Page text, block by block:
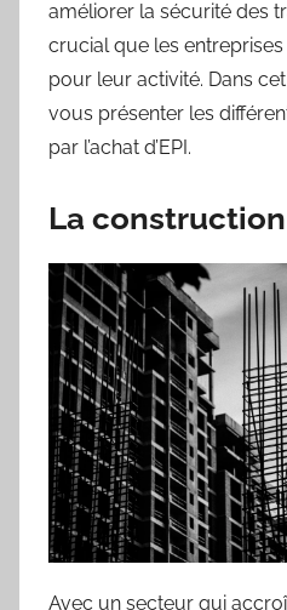
améliorer la sécurité des
crucial que les
pour leur activité. Dans
vous présenter les
par l’achat d’EPI.
La construction
Avec un secteur qui